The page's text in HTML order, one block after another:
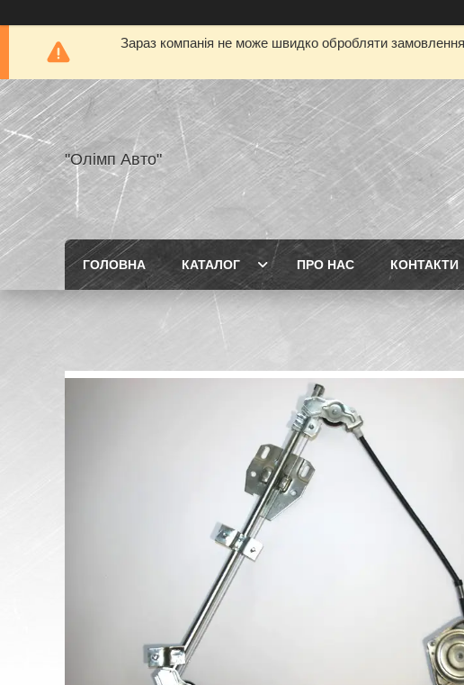
Зараз компанія не може швидко обробляти
"Олімп Авто"
ГОЛОВНА КАТАЛОГ ПРО НАС КОНТАКТИ